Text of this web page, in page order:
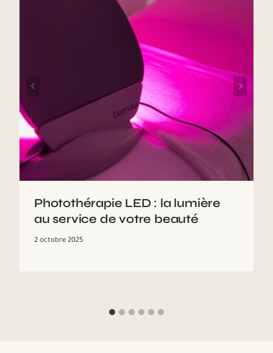
Photothérapie LED : la lumière
au service de votre beauté
2 octobre 2025